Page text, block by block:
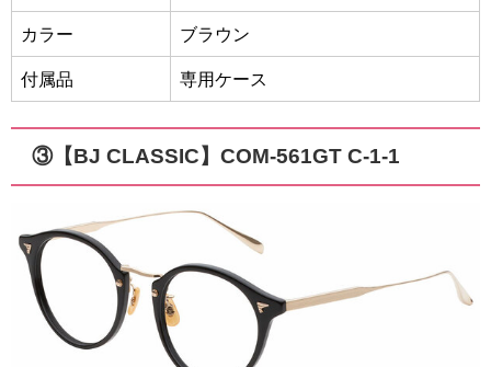
カラー ブラウン
付属品 専用ケース
③【BJ CLASSIC】COM-561GT C-1-1